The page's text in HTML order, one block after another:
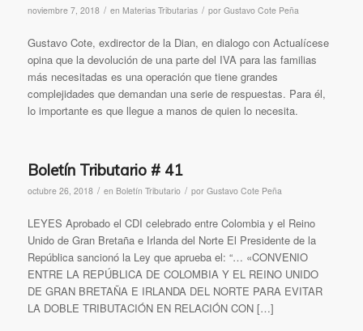
noviembre 7, 2018 / en Materias Tributarias / por Gustavo Cote Peña
Gustavo Cote, exdirector de la Dian, en dialogo con Actualícese
opina que la devolución de una parte del IVA para las familias
más necesitadas es una operación que tiene grandes
complejidades que demandan una serie de respuestas. Para él,
lo importante es que llegue a manos de quien lo necesita.
Boletín Tributario # 41
octubre 26, 2018 / en Boletín Tributario / por Gustavo Cote Peña
LEYES Aprobado el CDI celebrado entre Colombia y el Reino
Unido de Gran Bretaña e Irlanda del Norte El Presidente de la
República sancionó la Ley que aprueba el: “… «CONVENIO
ENTRE LA REPÚBLICA DE COLOMBIA Y EL REINO UNIDO
DE GRAN BRETAÑA E IRLANDA DEL NORTE PARA EVITAR
LA DOBLE TRIBUTACIÓN EN RELACIÓN CON […]